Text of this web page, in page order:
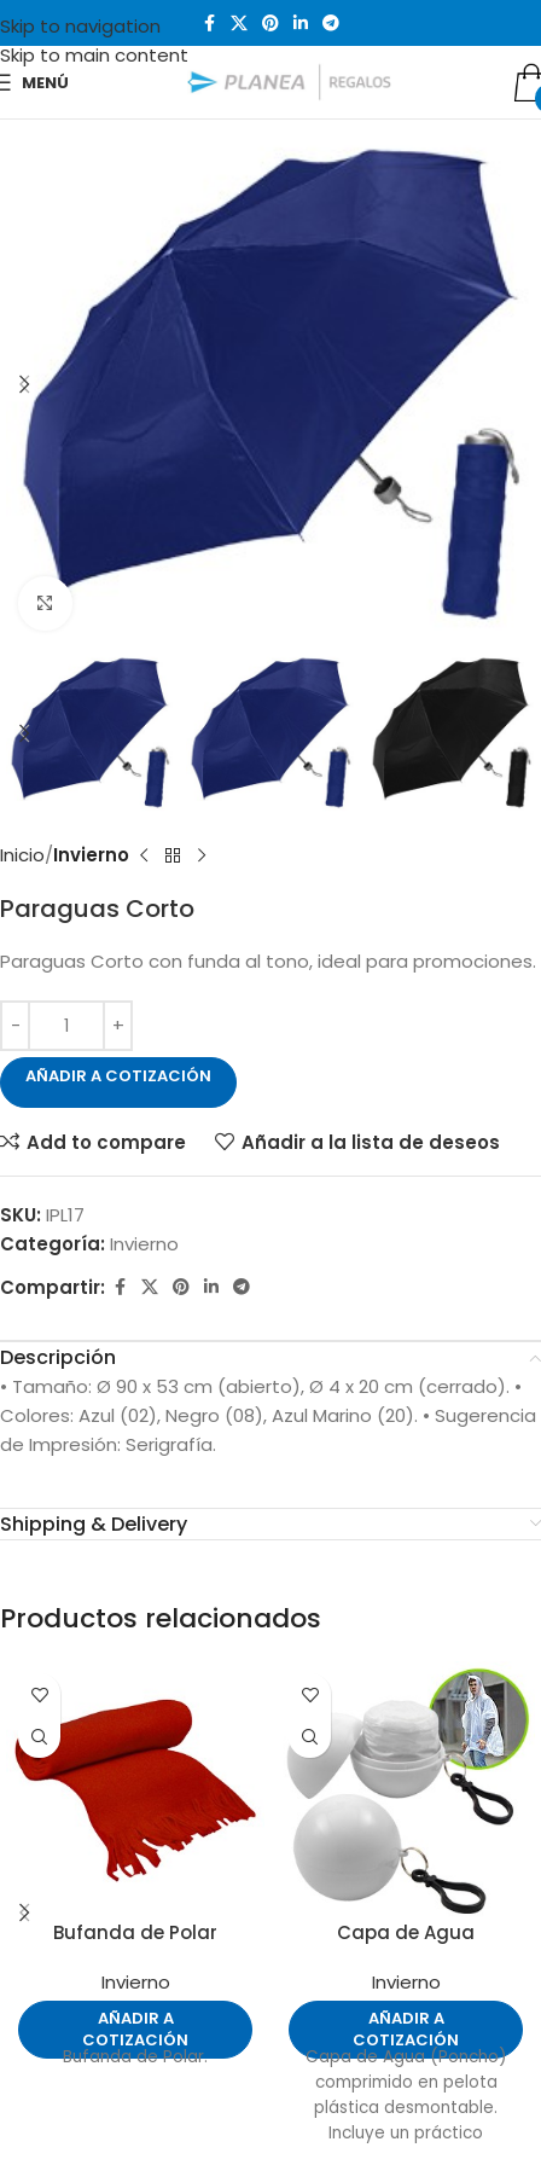
Skip to navigation
Skip to main content
MENÚ
Inicio Invierno
Paraguas Corto
Paraguas Corto con funda al tono, ideal para promociones.
AÑADIR A COTIZACIÓN
Add to compare Añadir a la lista de deseos
SKU: IPL17
Categoría: Invierno
Compartir:
Descripción
• Tamaño: Ø 90 x 53 cm (abierto), Ø 4 x 20 cm (cerrado). •
Colores: Azul (02), Negro (08), Azul Marino (20). • Sugerencia
de Impresión: Serigrafía.
Shipping & Delivery
Productos relacionados
Bufanda de Polar
Invierno
AÑADIR A
COTIZACIÓN
Bufanda de Polar.
Capa de Agua
Invierno
AÑADIR A
COTIZACIÓN
Capa de Agua (Poncho)
comprimido en pelota
plástica desmontable.
Incluye un práctico